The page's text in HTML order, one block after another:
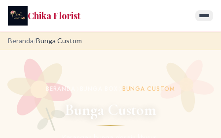
Chika Florist
Beranda/Bunga Custom
BERANDA BUNGA CUSTOM
Bunga Custom